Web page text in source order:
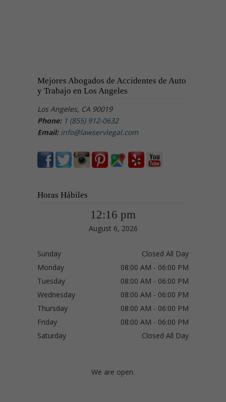
Mejores Abogados de Accidentes de Auto
y Trabajo en Los Angeles
Los Angeles, CA 90019
Phone: 1 (855) 912-0632
Email: info@lawservlegal.com
Horas Hábiles
12:16 pm
August 6, 2026
Sunday
Closed All Day
Monday
08:00 AM - 06:00 PM
Tuesday
08:00 AM - 06:00 PM
Wednesday
08:00 AM - 06:00 PM
Thursday
08:00 AM - 06:00 PM
Friday
08:00 AM - 06:00 PM
Saturday
Closed All Day
We are open.